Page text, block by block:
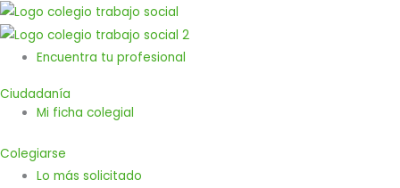
Ir
al
contenidoEncuentra tu profesional
Ciudadanía
Mi ficha colegial
Colegiarse
Lo más solicitado